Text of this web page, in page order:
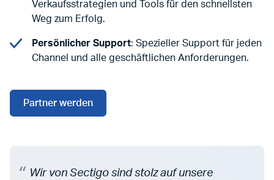
Verkaufsstrategien und Tools für den schnellsten
Weg zum Erfolg.
Persönlicher Support: Spezieller Support für jeden
Channel und alle geschäftlichen Anforderungen.
Partner werden
Wir von Sectigo sind stolz auf unsere